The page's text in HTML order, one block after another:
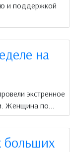
и поддержкой
на
экстренное
Женщина по...
больших